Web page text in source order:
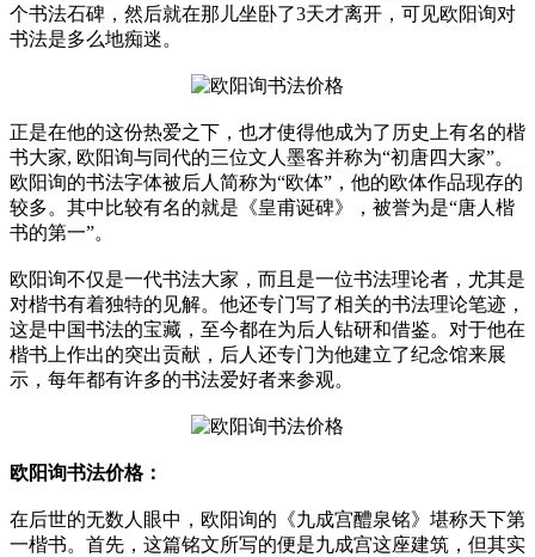
个书法石碑，然后就在那儿坐卧了3天才离开，可见欧阳询对
书法是多么地痴迷。
正是在他的这份热爱之下，也才使得他成为了历史上有名的楷
书大家, 欧阳询与同代的三位文人墨客并称为“初唐四大家”。
欧阳询的书法字体被后人简称为“欧体”，他的欧体作品现存的
较多。其中比较有名的就是《皇甫诞碑》，被誉为是“唐人楷
书的第一”。
欧阳询不仅是一代书法大家，而且是一位书法理论者，尤其是
对楷书有着独特的见解。他还专门写了相关的书法理论笔迹，
这是中国书法的宝藏，至今都在为后人钻研和借鉴。对于他在
楷书上作出的突出贡献，后人还专门为他建立了纪念馆来展
示，每年都有许多的书法爱好者来参观。
欧阳询书法价格：
在后世的无数人眼中，欧阳询的《九成宫醴泉铭》堪称天下第
一楷书。首先，这篇铭文所写的便是九成宫这座建筑，但其实